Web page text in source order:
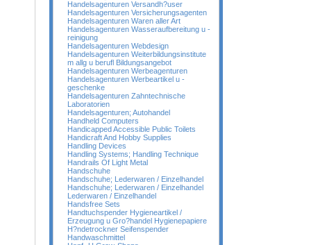
Handelsagenturen Versandh?user
Handelsagenturen Versicherungsagenten
Handelsagenturen Waren aller Art
Handelsagenturen Wasseraufbereitung u -
reinigung
Handelsagenturen Webdesign
Handelsagenturen Weiterbildungsinstitute
m allg u berufl Bildungsangebot
Handelsagenturen Werbeagenturen
Handelsagenturen Werbeartikel u -
geschenke
Handelsagenturen Zahntechnische
Laboratorien
Handelsagenturen; Autohandel
Handheld Computers
Handicapped Accessible Public Toilets
Handicraft And Hobby Supplies
Handling Devices
Handling Systems; Handling Technique
Handrails Of Light Metal
Handschuhe
Handschuhe; Lederwaren / Einzelhandel
Handschuhe; Lederwaren / Einzelhandel
Lederwaren / Einzelhandel
Handsfree Sets
Handtuchspender Hygieneartikel /
Erzeugung u Gro?handel Hygienepapiere
H?ndetrockner Seifenspender
Handwaschmittel